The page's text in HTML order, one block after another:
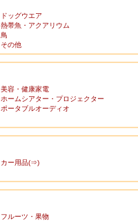
ドッグウエア
熱帯魚・アクアリウム
鳥
その他
美容・健康家電
ホームシアター・プロジェクター
ポータブルオーディオ
カー用品(⇒)
フルーツ・果物